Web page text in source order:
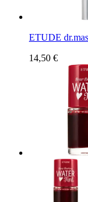
ETUDE
14,50 €